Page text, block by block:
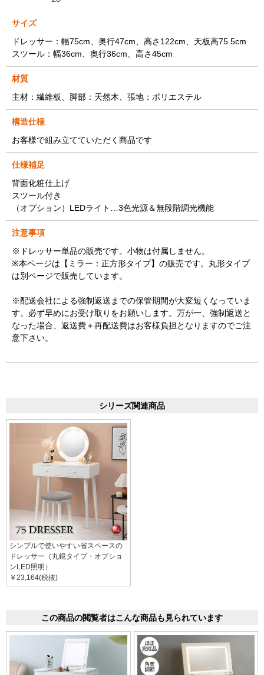
サイズ
ドレッサー：幅75cm、奥行47cm、高さ122cm、天板高75.5cm
スツール：幅36cm、奥行36cm、高さ45cm
材質
主材：繊維板、脚部：天然木、張地：ポリエステル
構造仕様
お客様で組み立てていただく商品です
仕様補足
背面化粧仕上げ
スツール付き
（オプション）LEDライト…3色光源＆無段階調光機能
注意事項
※ドレッサー単品の販売です。小物は付属しません。
※本ページは【ミラー：正方形タイプ】の販売です。丸形タイプ
は別ページで販売しています。
※配送会社による強制返送までの保管期間が大変短くなっていま
す。必ず早めにお受け取りをお願いします。万が一、強制返送と
なった場合、返送費＋再配送費はお客様負担となりますのでご注
意下さい。
シリーズ関連商品
シンプルで使いやすい省スペースの
ドレッサー（丸鏡タイプ・オプショ
ンLED照明）
￥23,164(税抜)
この商品の閲覧者はこんな商品も見られています